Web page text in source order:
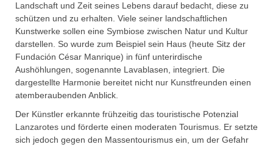
Landschaft und Zeit seines Lebens darauf bedacht, diese zu
schützen und zu erhalten. Viele seiner landschaftlichen
Kunstwerke sollen eine Symbiose zwischen Natur und Kultur
darstellen. So wurde zum Beispiel sein Haus (heute Sitz der
Fundación César Manrique) in fünf unterirdische
Aushöhlungen, sogenannte Lavablasen, integriert. Die
dargestellte Harmonie bereitet nicht nur Kunstfreunden einen
atemberaubenden Anblick.
Der Künstler erkannte frühzeitig das touristische Potenzial
Lanzarotes und förderte einen moderaten Tourismus. Er setzte
sich jedoch gegen den Massentourismus ein, um der Gefahr